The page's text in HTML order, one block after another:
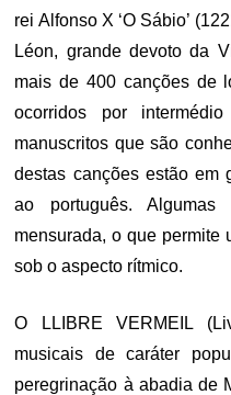
rei Alfonso X ‘O Sábio’
Léon, grande devoto da
mais de 400 canções de
ocorridos por
manuscritos que são
destas canções estão em
ao português.
mensurada, o que permite
sob o aspecto rítmico.
O LLIBRE VERMEIL
musicais de caráter
peregrinação à abadia de